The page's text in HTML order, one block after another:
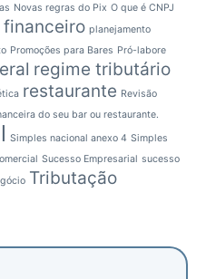
Novas regras do Pix O que é CNPJ
financeiro planejamento
Promoções para Bares Pró-labore
regime tributário
restaurante Revisão
do seu bar ou restaurante.
Simples nacional anexo 4 Simples
Sucesso Empresarial sucesso
Tributação